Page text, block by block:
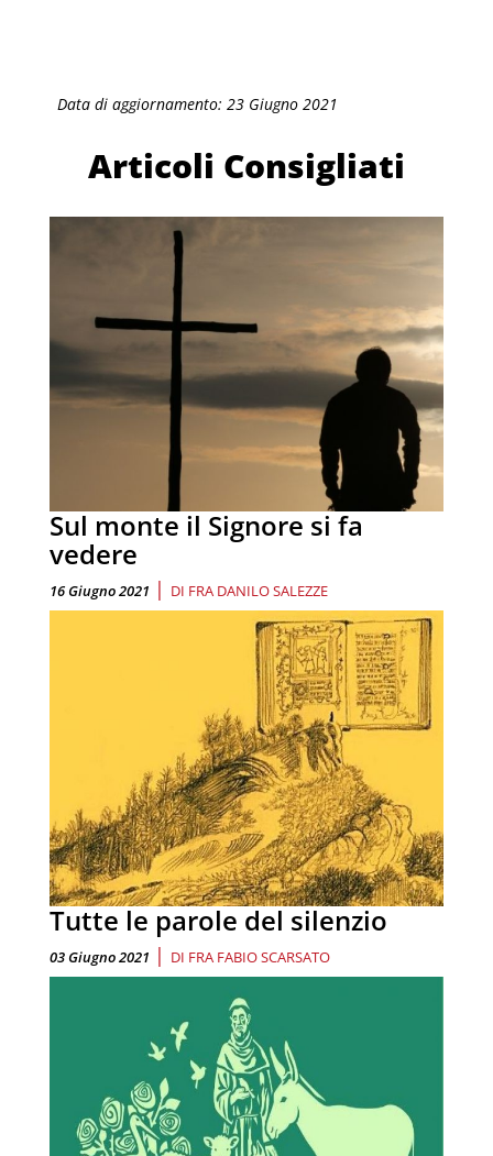
Data di aggiornamento: 23 Giugno 2021
Articoli Consigliati
Sul monte il Signore si fa
vedere
16 Giugno 2021 | DI FRA DANILO SALEZZE
Tutte le parole del silenzio
03 Giugno 2021 | DI FRA FABIO SCARSATO